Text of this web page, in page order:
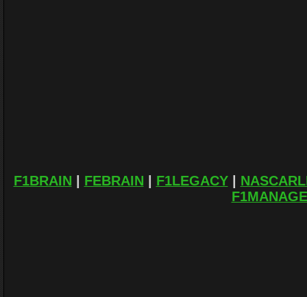
F1BRAIN FEBRAIN F1LEGACY|